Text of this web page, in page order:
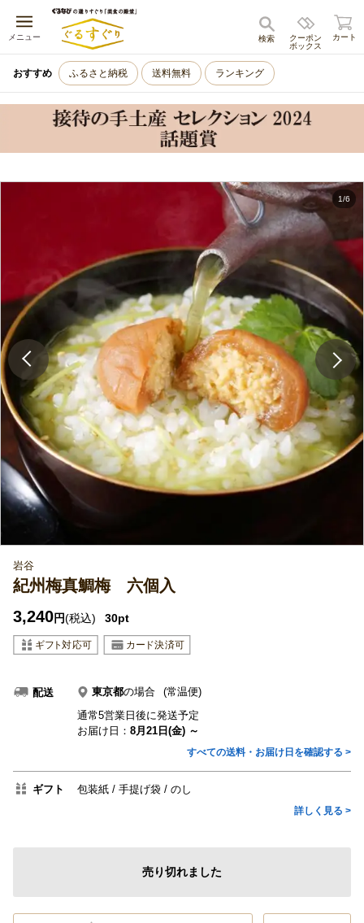
メニュー
キャンセル
クーポン
ボックス
検索 カート
おすすめ ふるさと納税 送料無料 ランキング
1/6
岩谷
紀州梅真鯛梅 六個入
3,240円(税込) 30pt
配送 東京都の場合
(常温便)
通常5営業日後に発送予定
お届け日： 8月21日(金) ～
すべての送料・お届け日を確認する >
ギフト 包装紙 手提げ袋 のし
詳しく見る >
売り切れました